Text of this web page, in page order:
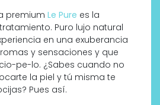
premium Le Pure es la
Puro lujo natural
en una exuberancia
y sensaciones y que
pe-lo. ¿Sabes cuando no
la piel y tú misma te
Pues así.